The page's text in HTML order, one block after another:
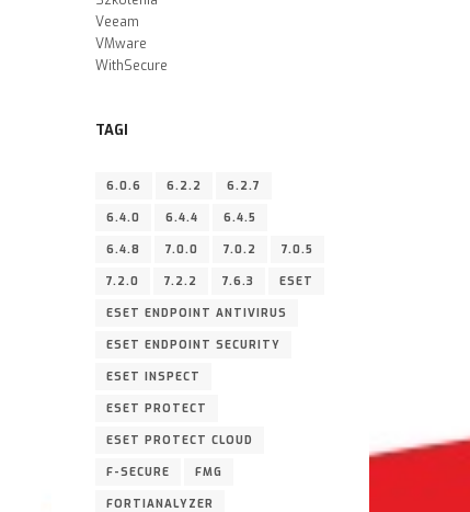
Veeam
VMware
WithSecure
TAGI
6.0.6 6.2.2 6.2.7
6.4.0 6.4.4 6.4.5
6.4.8 7.0.0 7.0.2 7.0.5
7.2.0 7.2.2 7.6.3 ESET
ESET ENDPOINT ANTIVIRUS
ESET ENDPOINT SECURITY
ESET INSPECT
ESET PROTECT
ESET PROTECT CLOUD
F-SECURE FMG
FORTIANALYZER